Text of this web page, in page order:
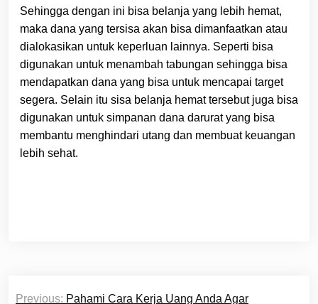
Sehingga dengan ini bisa belanja yang lebih hemat,
maka dana yang tersisa akan bisa dimanfaatkan atau
dialokasikan untuk keperluan lainnya. Seperti bisa
digunakan untuk menambah tabungan sehingga bisa
mendapatkan dana yang bisa untuk mencapai target
segera. Selain itu sisa belanja hemat tersebut juga bisa
digunakan untuk simpanan dana darurat yang bisa
membantu menghindari utang dan membuat keuangan
lebih sehat.
Post
Previous: Pahami Cara Kerja Uang Anda Agar